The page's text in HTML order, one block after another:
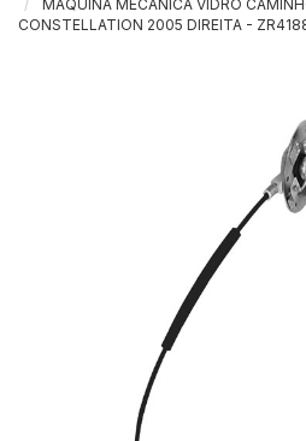
MAQUINA MECANICA VIDRO
CONSTELLATION 2005 DIREITA -